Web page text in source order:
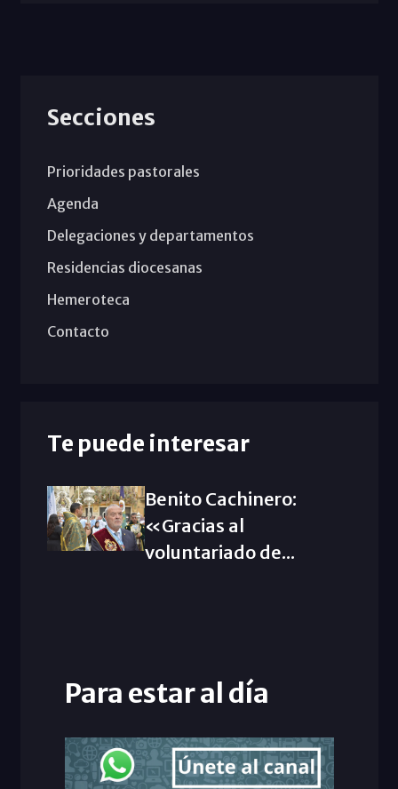
Secciones
Prioridades pastorales
Agenda
Delegaciones y departamentos
Residencias diocesanas
Hemeroteca
Contacto
Te puede interesar
Benito Cachinero:
«Gracias al
voluntariado de...
Para estar al día